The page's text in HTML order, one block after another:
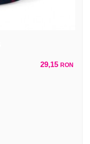
29,15 RON